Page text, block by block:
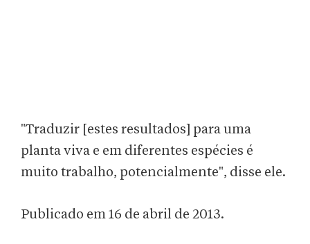
"Traduzir [estes resultados] para uma
planta viva e em diferentes espécies é
muito trabalho, potencialmente", disse ele.
Publicado em 16 de abril de 2013.